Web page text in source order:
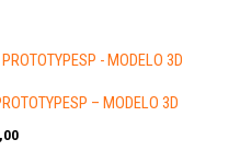
– MODELO 3D